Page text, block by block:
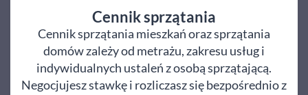
Cennik sprzątania
Cennik sprzątania mieszkań oraz sprzątania
domów zależy od metrażu, zakresu usług i
indywidualnych ustaleń z osobą sprzątającą.
Negocjujesz stawkę i rozliczasz się bezpośrednio z